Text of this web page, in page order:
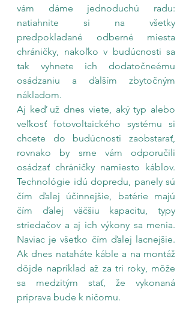
vám dáme jednoduchú radu:
natiahnite si na všetky
predpokladané odberné miesta
chráničky, nakoľko v budúcnosti sa
tak vyhnete ich dodatočneému
osádzaniu a ďalším zbytočným
nákladom.
Aj keď už dnes viete, aký typ alebo
veľkosť fotovoltaického systému si
chcete do budúcnosti zaobstarať,
rovnako by sme vám odporučili
osádzať chráničky namiesto káblov.
Technológie idú dopredu, panely sú
čím ďalej účinnejšie, batérie majú
čím ďalej väčšiu kapacitu, typy
striedačov a aj ich výkony sa menia.
Naviac je všetko čím ďalej lacnejšie.
Ak dnes nataháte káble a na montáž
dôjde napríklad až za tri roky, môže
sa medzitým stať, že vykonaná
príprava bude k ničomu.